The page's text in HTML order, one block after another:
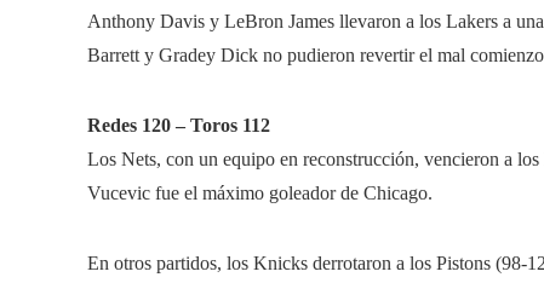
Anthony Davis y LeBron James llevaron a los Lakers a
Barrett y Gradey Dick no pudieron revertir el mal
Redes 120 – Toros 112
Los Nets, con un equipo en reconstrucción, vencieron a
Vucevic fue el máximo goleador de Chicago.
En otros partidos, los Knicks derrotaron a los Pistons (98-